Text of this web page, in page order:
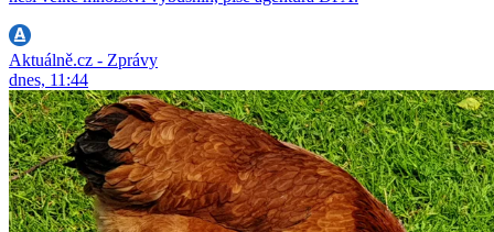
Aktuálně.cz - Zprávy
dnes, 11:44